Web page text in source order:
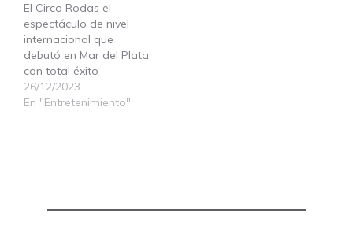
El Circo Rodas el
espectáculo de nivel
internacional que
debutó en Mar del Plata
con total éxito
26/12/2023
En "Entretenimiento"